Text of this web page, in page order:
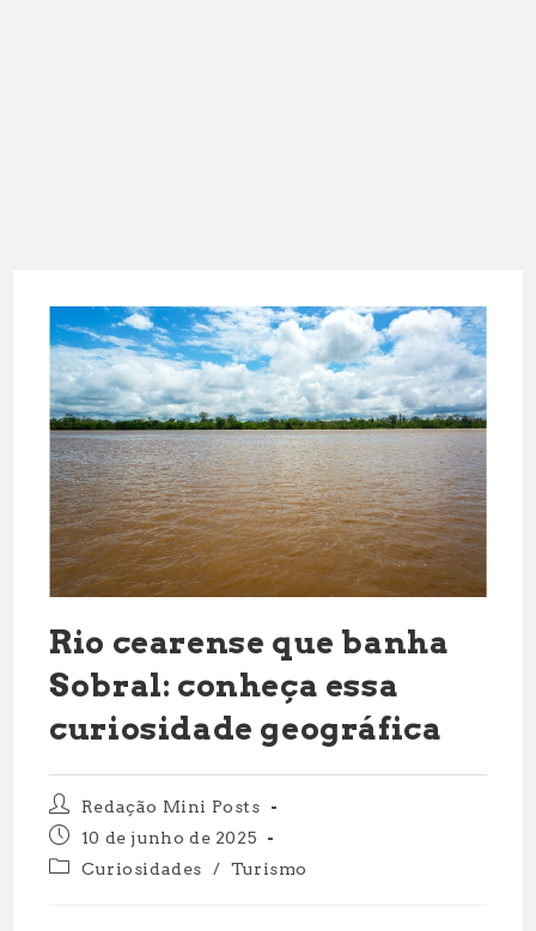
Rio cearense que banha
Sobral: conheça essa
curiosidade geográfica
Autor
do
post:
Redação Mini Posts
Post
publicado:
10 de junho de 2025
Categoria
Curiosidades / Turismo